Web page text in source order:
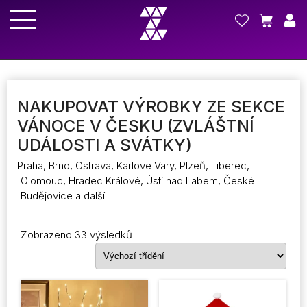
NAKUPOVAT VÝROBKY ZE SEKCE
VÁNOCE V ČESKU (ZVLÁŠTNÍ
UDÁLOSTI A SVÁTKY)
Praha, Brno, Ostrava, Karlove Vary, Plzeň, Liberec,
Olomouc, Hradec Králové, Ústí nad Labem, České
Budějovice a další
Zobrazeno 33 výsledků